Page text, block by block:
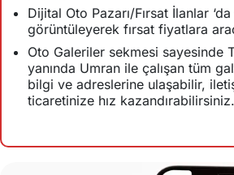
Dijital Oto Pazarı/Fırsat İlanlar
görüntüleyerek fırsat fiyatlara
Oto Galeriler sekmesi sayesinde
yanında Umran ile çalışan tüm
bilgi ve adreslerine ulaşabilir,
ticaretinize hız kazandırabilirsiniz.